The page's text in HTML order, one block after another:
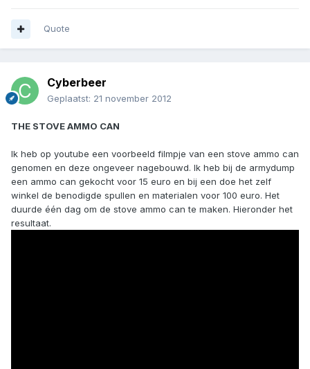
Quote
Cyberbeer
Geplaatst: 21 november 2012
THE STOVE AMMO CAN
Ik heb op youtube een voorbeeld filmpje van een stove ammo can
genomen en deze ongeveer nagebouwd. Ik heb bij de armydump
een ammo can gekocht voor 15 euro en bij een doe het zelf
winkel de benodigde spullen en materialen voor 100 euro. Het
duurde één dag om de stove ammo can te maken. Hieronder het
resultaat.